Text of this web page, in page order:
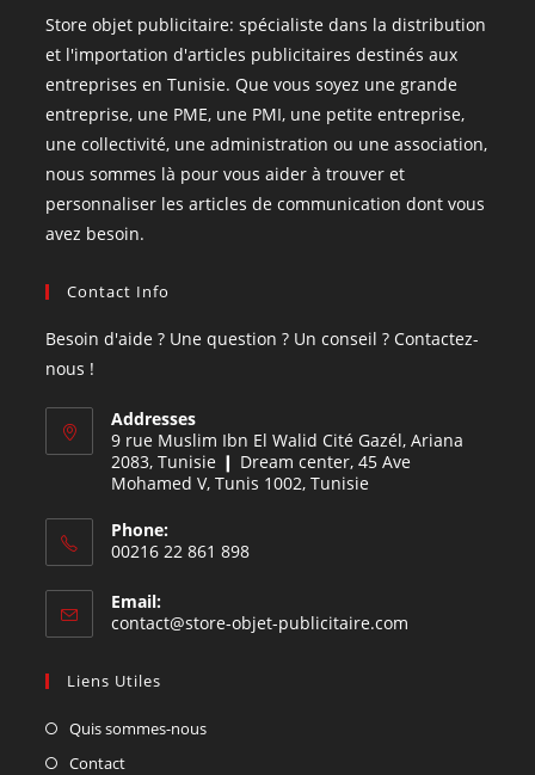
Store objet publicitaire: spécialiste dans la distribution
et l'importation d'articles publicitaires destinés aux
entreprises en Tunisie. Que vous soyez une grande
entreprise, une PME, une PMI, une petite entreprise,
une collectivité, une administration ou une association,
nous sommes là pour vous aider à trouver et
personnaliser les articles de communication dont vous
avez besoin.
Contact Info
Besoin d'aide ? Une question ? Un conseil ? Contactez-
nous !
Addresses
9 rue Muslim Ibn El Walid Cité Gazél, Ariana
2083, Tunisie ❙ Dream center, 45 Ave
Mohamed V, Tunis 1002, Tunisie
Phone:
00216 22 861 898
Email:
contact@store-objet-publicitaire.com
Liens Utiles
Quis sommes-nous
Contact